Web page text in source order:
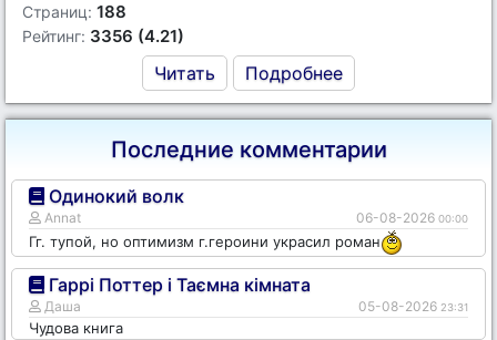
Страниц: 188
Рейтинг: 3356 (4.21)
Читать Подробнее
Последние комментарии
Одинокий волк
Annat 06-08-2026 00:00
Гг. тупой, но оптимизм г.героини украсил роман
Гаррі Поттер і Таємна кімната
Даша 05-08-2026 23:31
Чудова книга